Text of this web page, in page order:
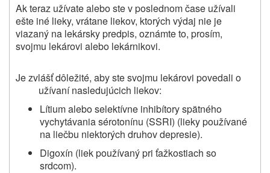
Ak teraz užívate alebo ste v poslednom čase užívali
ešte iné lieky, vrátane liekov, ktorých výdaj nie je
viazaný na lekársky predpis, oznámte to, prosím,
svojmu lekárovi alebo lekárnikovi.
Je zvlášť dôležité, aby ste svojmu lekárovi povedali o
užívaní nasledujúcich liekov:
Lítium alebo selektívne inhibítory spätného
vychytávania sérotonínu (SSRI) (lieky používané
na liečbu niektorých druhov depresie).
Digoxín (liek používaný pri ťažkostiach so
srdcom).